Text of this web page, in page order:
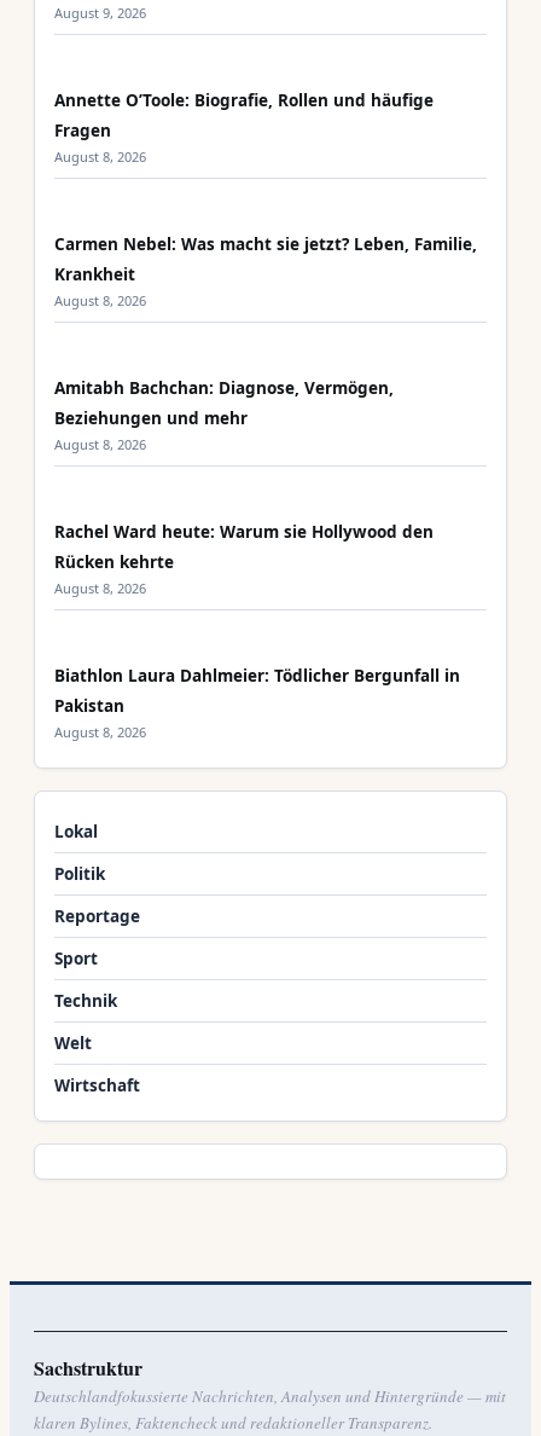
August 9, 2026
Annette O’Toole: Biografie, Rollen und häufige
Fragen
August 8, 2026
Carmen Nebel: Was macht sie jetzt? Leben, Familie,
Krankheit
August 8, 2026
Amitabh Bachchan: Diagnose, Vermögen,
Beziehungen und mehr
August 8, 2026
Rachel Ward heute: Warum sie Hollywood den
Rücken kehrte
August 8, 2026
Biathlon Laura Dahlmeier: Tödlicher Bergunfall in
Pakistan
August 8, 2026
Lokal
Politik
Reportage
Sport
Technik
Welt
Wirtschaft
Sachstruktur
Deutschlandfokussierte Nachrichten, Analysen und Hintergründe — mit
klaren Bylines, Faktencheck und redaktioneller Transparenz.